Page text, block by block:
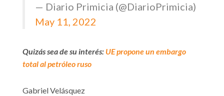
— Diario Primicia (@DiarioPrimicia)
May 11, 2022
Quizás sea de su interés: UE propone un embargo
total al petróleo ruso
Gabriel Velásquez